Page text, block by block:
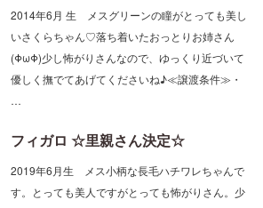
2014年6月 生 メスグリーンの瞳がとっても美し
いさくらちゃん♡落ち着いたおっとりお姉さん
(ΦωΦ)少し怖がりさんなので、ゆっくり近づいて
優しく撫でてあげてくださいね♪≪譲渡条件≫・
…
フィガロ ☆里親さん決定☆
2019年6月生 メス小柄な長毛ハチワレちゃんで
す。とっても美人ですがとっても怖がりさん。少